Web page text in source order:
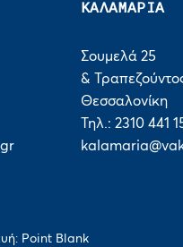
ΚΑΛΑΜΑΡΙΑ
Σουμελά 25
&
Θεσσαλονίκη
Τηλ.: 2310 441
Point Blank